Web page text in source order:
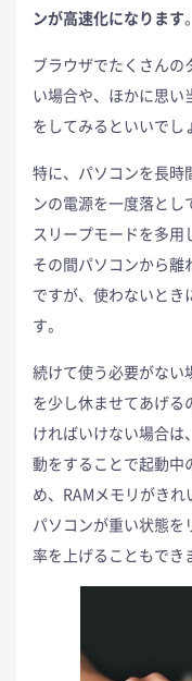
ンが高速化になります。
ブラウザでたくさん
い場合や、ほかに思
をしてみるといいでし
特に、パソコンを長時
ンの電源を一度落とし
スリープモードを多
その間パソコンから離
ですが、使わないとき
す。
続けて使う必要がない
を少し休ませてあげる
ければいけない場合
動をすることで起動中
め、RAMメモリがきれ
パソコンが重い状態を
率を上げることもでき